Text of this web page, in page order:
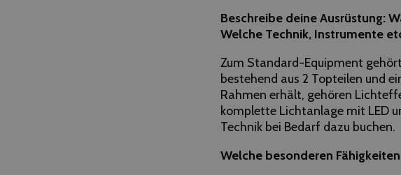
Beschreibe deine Ausrüstung:
Welche Technik, Instrumente
Zum Standard-Equipment
bestehend aus 2 Topteilen und
Rahmen erhält, gehören
komplette Lichtanlage mit LED
Technik bei Bedarf dazu buchen.
Welche besonderen